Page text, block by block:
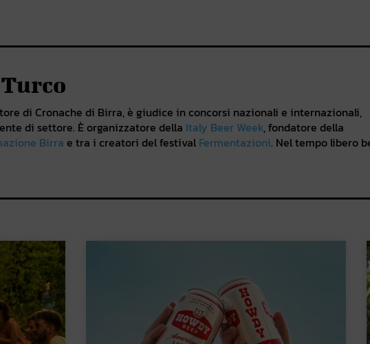
di Cronache di Birra, è giudice in concorsi nazionali e internazionali,
di settore. È organizzatore della Italy Beer Week, fondatore della
Birra e tra i creatori del festival Fermentazioni. Nel tempo libero